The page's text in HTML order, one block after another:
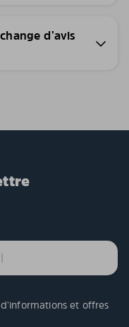
d’avis
et offres